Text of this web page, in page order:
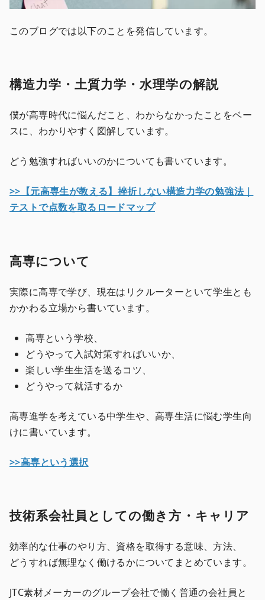
このブログでは以下のことを発信しています。
構造力学・土質力学・水理学の解説
僕が高専時代に悩んだこと、わからなかったことをベー
スに、わかりやすく図解しています。
どう勉強すればいいのかについても書いています。
>>【元高専生が教える】挫折しない構造力学の勉強法｜
テストで点数を取るロードマップ
高専について
実際に高専で学び、現在はリクルーターといて学生とも
かかわる立場から書いています。
高専という学校、
どうやって入試対策すればいいか、
楽しい学生生活を送るコツ、
どうやって就活するか
高専進学を考えている中学生や、高専生活に悩む学生向
けに書いています。
>>高専という選択
技術系会社員としての働き方・キャリア
効率的な仕事のやり方、資格を取得する意味、方法、
どうすれば無理なく働けるかについてまとめています。
JTC素材メーカーのグループ会社で働く普通の会社員と